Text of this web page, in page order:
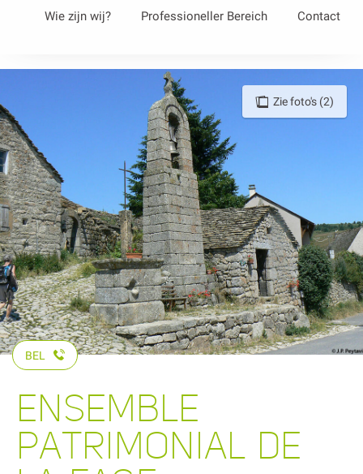
Wie zijn wij? Professioneller Bereich Contact
Zie foto's (2)
BEL
ENSEMBLE
PATRIMONIAL DE